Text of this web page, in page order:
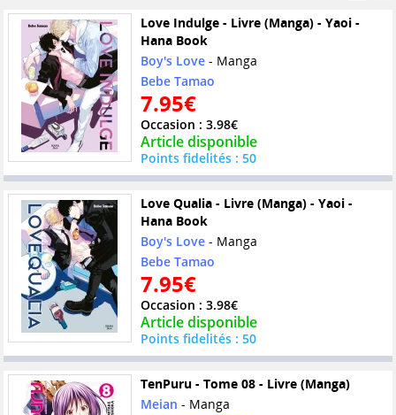
Love Indulge - Livre (Manga) - Yaoi -
Hana Book
Boy's Love- Manga
Bebe Tamao
7.95€
Occasion : 3.98€
Article disponible
Points fidelités : 50
Love Qualia - Livre (Manga) - Yaoi -
Hana Book
Boy's Love- Manga
Bebe Tamao
7.95€
Occasion : 3.98€
Article disponible
Points fidelités : 50
TenPuru - Tome 08 - Livre (Manga)
Meian - Manga